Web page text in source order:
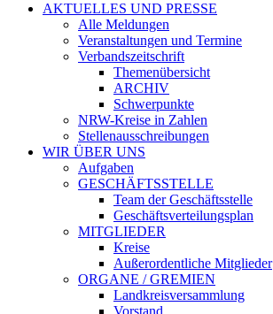
AKTUELLES UND PRESSE
Alle Meldungen
Veranstaltungen und Termine
Verbandszeitschrift
Themenübersicht
ARCHIV
Schwerpunkte
NRW-Kreise in Zahlen
Stellenausschreibungen
WIR ÜBER UNS
Aufgaben
GESCHÄFTSSTELLE
Team der Geschäftsstelle
Geschäftsverteilungsplan
MITGLIEDER
Kreise
Außerordentliche Mitglieder
ORGANE / GREMIEN
Landkreisversammlung
Vorstand